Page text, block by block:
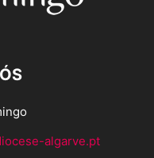
algarve.pt